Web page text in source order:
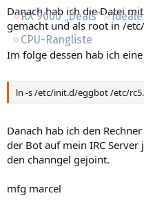
RX 9000 „Deals“
Ideale
CPU-Rangliste
Danach hab ich die Datei
gemacht und als root in /
Im folge dessen hab ich
ln -s /etc/init.d/eggbot /etc/
Danach hab ich den
der Bot auf mein IRC
den channgel gejoint.
mfg marcel